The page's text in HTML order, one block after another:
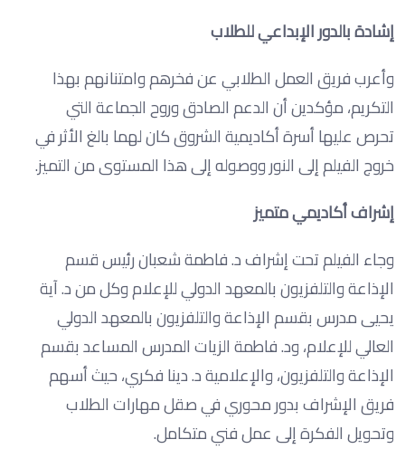
إشادة بالدور الإبداعي للطلاب
وأعرب فريق العمل الطلابي عن فخرهم وامتنانهم بهذا
التكريم، مؤكدين أن الدعم الصادق وروح الجماعة التي
تحرص عليها أسرة أكاديمية الشروق كان لهما بالغ الأثر في
خروج الفيلم إلى النور ووصوله إلى هذا المستوى من التميز.
إشراف أكاديمي متميز
وجاء الفيلم تحت إشراف د. فاطمة شعبان رئيس قسم
الإذاعة والتلفزيون بالمعهد الدولي للإعلام وكل من د. آية
يحيى مدرس بقسم الإذاعة والتلفزيون بالمعهد الدولي
العالي للإعلام، ود. فاطمة الزيات المدرس المساعد بقسم
الإذاعة والتلفزيون، والإعلامية د. دينا فكري، حيث أسهم
فريق الإشراف بدور محوري في صقل مهارات الطلاب
وتحويل الفكرة إلى عمل فني متكامل.